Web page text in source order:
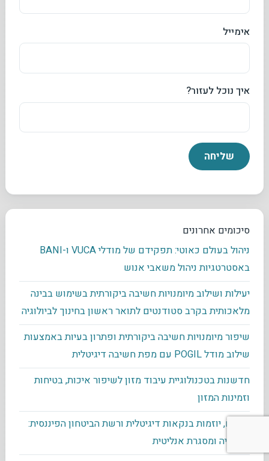
אימייל
איך נוכל לעזור?
סיכומים אחרונים
ניהול בעולם כאוטי: תפקידם של מודלי VUCA ו-BANI
באסטרטגיות ניהול משאבי אנוש
יעילות ושילוב מיומנויות חשיבה ביקורתית בשימוש בבינה
מלאכותית בקרב סטודנטים לתואר ראשון בחינוך לביולוגיה
שיפור מיומנויות חשיבה ביקורתית ופתרון בעיות באמצעות
שילוב מודל POGIL עם מפת חשיבה דיגיטלית
חדשנות בטכנולוגיית עיבוד מזון לשיפור איכות, בטיחות
וזמינות המזון
בנקים, יוזמות בנקאות דיגיטלית ורשת הביטחון הפיננסית:
תיאוריה ומסגרת אנליטית